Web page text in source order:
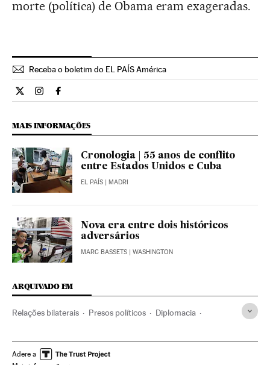
morte (política) de Obama eram exageradas.
Receba o boletim do EL PAÍS América
Opiniao El País Brasil en Twitter
Opiniao El País Brasil en Instagram
Opiniao El País Brasil en Facebook
MAIS INFORMAÇÕES
Cronologia | 55 anos de conflito
entre Estados Unidos e Cuba
EL PAÍS | MADRI
Nova era entre dois históricos
adversários
MARC BASSETS | WASHINGTON
ARQUIVADO EM
Relações bilaterais Presos políticos Diplomacia
Estados Unidos Relações internacionais
Adere a